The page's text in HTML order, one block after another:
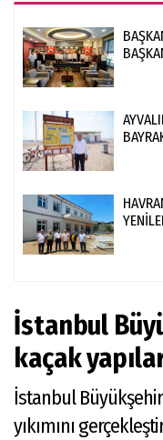
İstanbul
kaçak
İstanbul
yıkımını